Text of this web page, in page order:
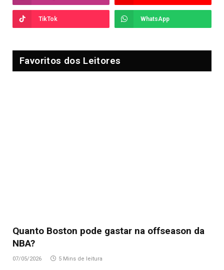
TikTok WhatsApp
Favoritos dos Leitores
Quanto Boston pode gastar na offseason da
NBA?
07/05/2026 5 Mins de leitura